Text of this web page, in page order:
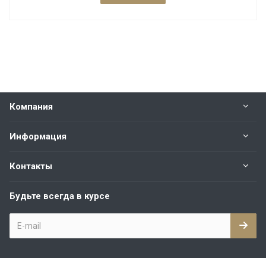
Компания
Информация
Контакты
Будьте всегда в курсе